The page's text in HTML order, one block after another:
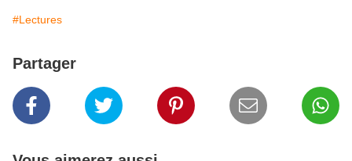
#Lectures
Partager